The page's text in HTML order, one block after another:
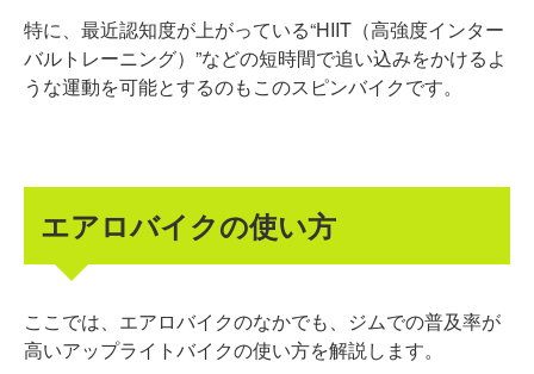
特に、最近認知度が上がっている“HIIT（高強度インター
バルトレーニング）”などの短時間で追い込みをかけるよ
うな運動を可能とするのもこのスピンバイクです。
エアロバイクの使い方
ここでは、エアロバイクのなかでも、ジムでの普及率が
高いアップライトバイクの使い方を解説します。